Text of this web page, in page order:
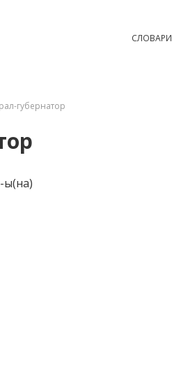
СЛОВАРИ
губернатор
ы(на)